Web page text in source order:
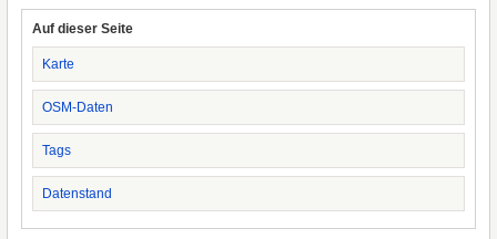
Auf dieser Seite
Karte
OSM-Daten
Tags
Datenstand